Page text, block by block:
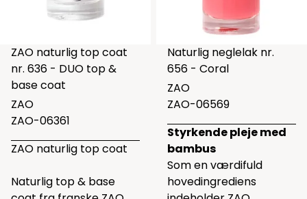
ZAO naturlig top coat
nr. 636 - DUO top &
base coat
ZAO
ZAO-06361
ZAO naturlig top coat
Naturlig top & base
Naturlig neglelak nr.
656 - Coral
ZAO
ZAO-06569
Styrkende pleje med
bambus
Som en værdifuld
hovedingrediens